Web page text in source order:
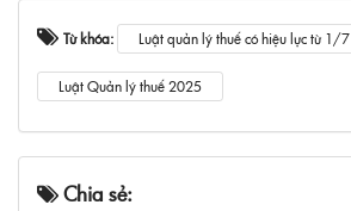
Từ khóa: Luật quản lý thuế có hiệu lực từ 1/7
Luật Quản lý thuế 2025
Chia sẻ: